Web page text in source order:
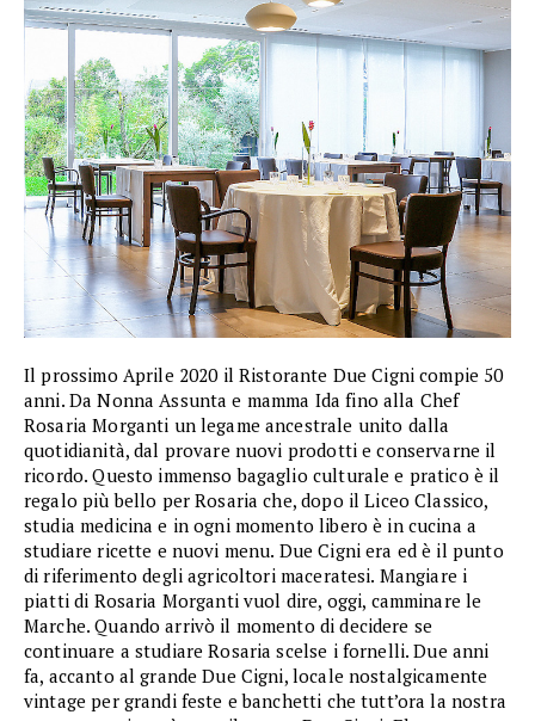
Il prossimo Aprile 2020 il Ristorante Due Cigni compie 50
anni. Da Nonna Assunta e mamma Ida fino alla Chef
Rosaria Morganti un legame ancestrale unito dalla
quotidianità, dal provare nuovi prodotti e conservarne il
ricordo. Questo immenso bagaglio culturale e pratico è il
regalo più bello per Rosaria che, dopo il Liceo Classico,
studia medicina e in ogni momento libero è in cucina a
studiare ricette e nuovi menu. Due Cigni era ed è il punto
di riferimento degli agricoltori maceratesi. Mangiare i
piatti di Rosaria Morganti vuol dire, oggi, camminare le
Marche. Quando arrivò il momento di decidere se
continuare a studiare Rosaria scelse i fornelli. Due anni
fa, accanto al grande Due Cigni, locale nostalgicamente
vintage per grandi feste e banchetti che tutt’ora la nostra